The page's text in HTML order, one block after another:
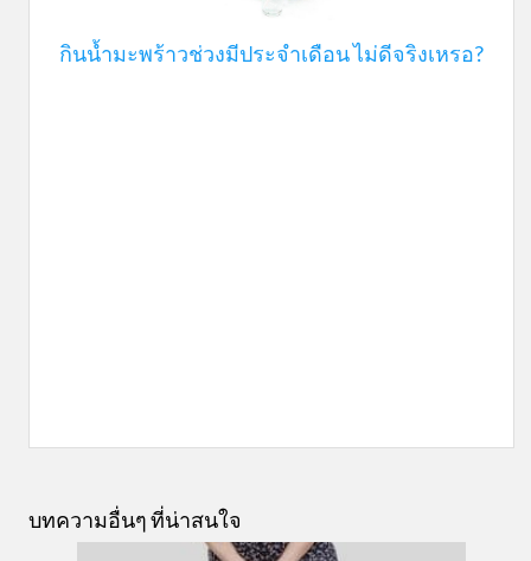
กินน้ำมะพร้าวช่วงมีประจำเดือน ไม่ดีจริงเหรอ?
บทความอื่นๆ ที่น่าสนใจ